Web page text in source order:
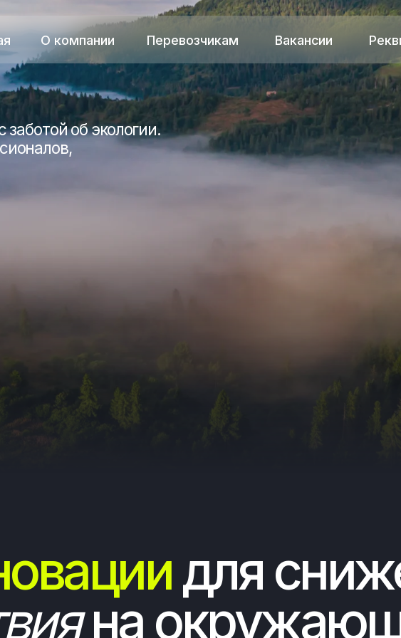
об экологии.
на окружающую
Реквизиты
Вакансии
Перевозчикам
О компании